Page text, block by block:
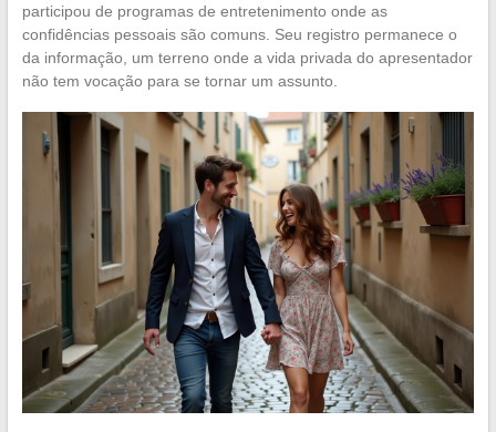
participou de programas de entretenimento onde as
confidências pessoais são comuns. Seu registro permanece o
da informação, um terreno onde a vida privada do apresentador
não tem vocação para se tornar um assunto.